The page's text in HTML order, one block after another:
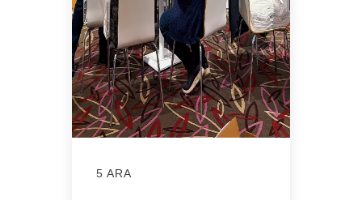
5 ARA